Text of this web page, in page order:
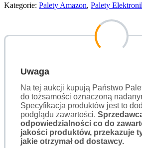
Kategorie: Palety Amazon, Palety
Uwaga
Na tej aukcji kupują Państwo
do tożsamości oznaczoną
Specyfikacja produktów jest to
podglądu zawartości.
odpowiedzialności co do
jakości produktów, przekazuje
jakie otrzymał od dostawcy.